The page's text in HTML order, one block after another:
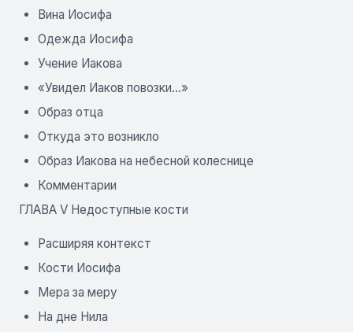
Вина Иосифа
Одежда Иосифа
Учение Иакова
«Увидел Иаков повозки...»
Образ отца
Откуда это возникло
Образ Иакова на небесной колеснице
Комментарии
ГЛАВА V Недоступные кости
Расширяя контекст
Кости Иосифа
Мера за меру
На дне Нила